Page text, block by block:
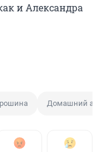
и Александра
Домашний